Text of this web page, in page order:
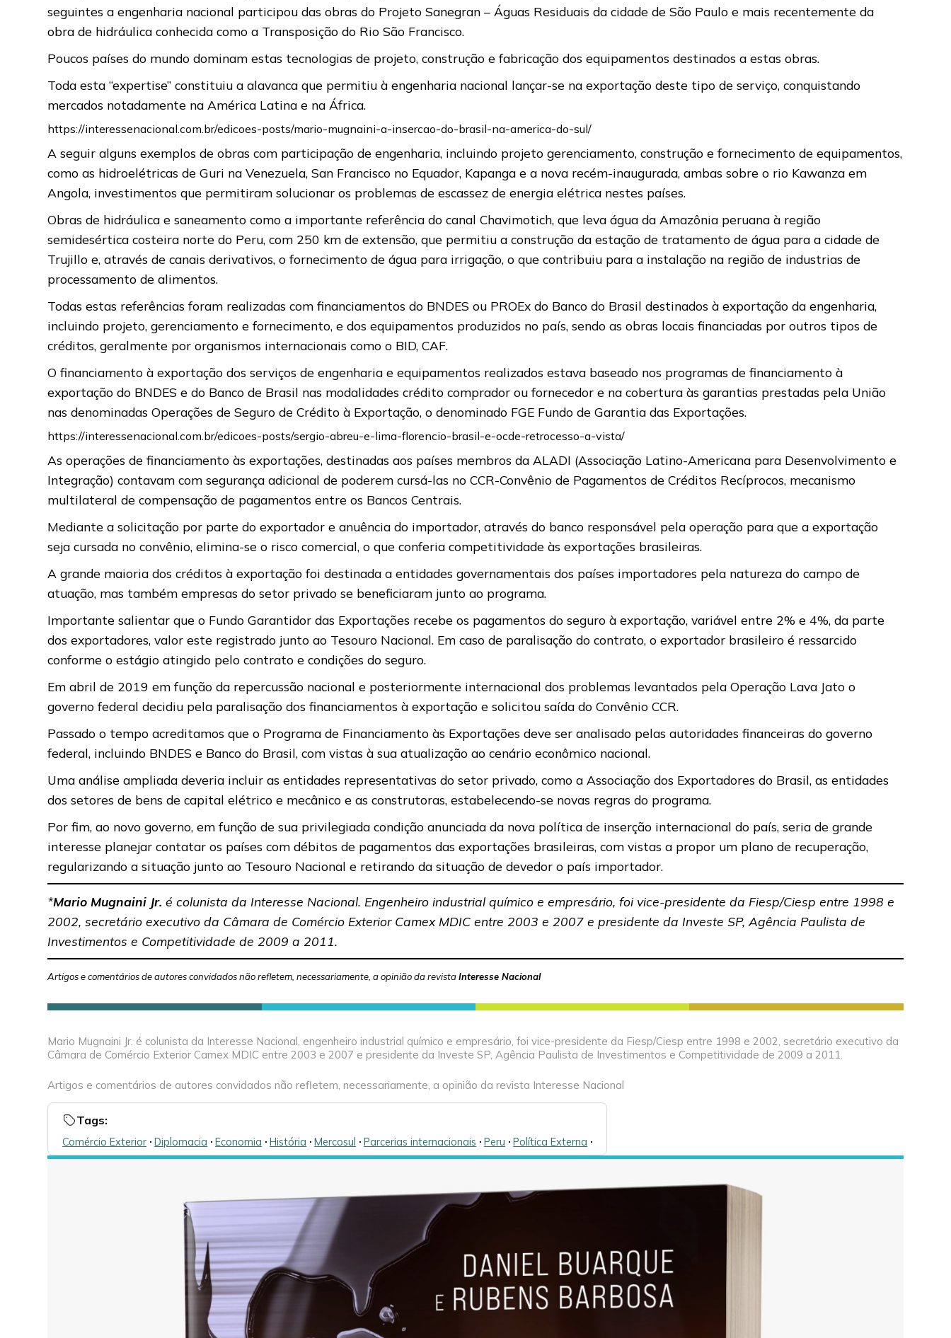
seguintes a engenharia nacional participou das obras do Projeto Sanegran – Águas Residuais da cidade de São Paulo e mais recentemente da
obra de hidráulica conhecida como a Transposição do Rio São Francisco.
Poucos países do mundo dominam estas tecnologias de projeto, construção e fabricação dos equipamentos destinados a estas obras.
Toda esta “expertise” constituiu a alavanca que permitiu à engenharia nacional lançar-se na exportação deste tipo de serviço, conquistando
mercados notadamente na América Latina e na África.
https://interessenacional.com.br/edicoes-posts/mario-mugnaini-a-insercao-do-brasil-na-america-do-sul/
A seguir alguns exemplos de obras com participação de engenharia, incluindo projeto gerenciamento, construção e fornecimento de equipamentos,
como as hidroelétricas de Guri na Venezuela, San Francisco no Equador, Kapanga e a nova recém-inaugurada, ambas sobre o rio Kawanza em
Angola, investimentos que permitiram solucionar os problemas de escassez de energia elétrica nestes países.
Obras de hidráulica e saneamento como a importante referência do canal Chavimotich, que leva água da Amazônia peruana à região
semidesértica costeira norte do Peru, com 250 km de extensão, que permitiu a construção da estação de tratamento de água para a cidade de
Trujillo e, através de canais derivativos, o fornecimento de água para irrigação, o que contribuiu para a instalação na região de industrias de
processamento de alimentos.
Todas estas referências foram realizadas com financiamentos do BNDES ou PROEx do Banco do Brasil destinados à exportação da engenharia,
incluindo projeto, gerenciamento e fornecimento, e dos equipamentos produzidos no país, sendo as obras locais financiadas por outros tipos de
créditos, geralmente por organismos internacionais como o BID, CAF.
O financiamento à exportação dos serviços de engenharia e equipamentos realizados estava baseado nos programas de financiamento à
exportação do BNDES e do Banco de Brasil nas modalidades crédito comprador ou fornecedor e na cobertura às garantias prestadas pela União
nas denominadas Operações de Seguro de Crédito à Exportação, o denominado FGE Fundo de Garantia das Exportações.
https://interessenacional.com.br/edicoes-posts/sergio-abreu-e-lima-florencio-brasil-e-ocde-retrocesso-a-vista/
As operações de financiamento às exportações, destinadas aos países membros da ALADI (Associação Latino-Americana para Desenvolvimento e
Integração) contavam com segurança adicional de poderem cursá-las no CCR-Convênio de Pagamentos de Créditos Recíprocos, mecanismo
multilateral de compensação de pagamentos entre os Bancos Centrais.
Mediante a solicitação por parte do exportador e anuência do importador, através do banco responsável pela operação para que a exportação
seja cursada no convênio, elimina-se o risco comercial, o que conferia competitividade às exportações brasileiras.
A grande maioria dos créditos à exportação foi destinada a entidades governamentais dos países importadores pela natureza do campo de
atuação, mas também empresas do setor privado se beneficiaram junto ao programa.
Importante salientar que o Fundo Garantidor das Exportações recebe os pagamentos do seguro à exportação, variável entre 2% e 4%, da parte
dos exportadores, valor este registrado junto ao Tesouro Nacional. Em caso de paralisação do contrato, o exportador brasileiro é ressarcido
conforme o estágio atingido pelo contrato e condições do seguro.
Em abril de 2019 em função da repercussão nacional e posteriormente internacional dos problemas levantados pela Operação Lava Jato o
governo federal decidiu pela paralisação dos financiamentos à exportação e solicitou saída do Convênio CCR.
Passado o tempo acreditamos que o Programa de Financiamento às Exportações deve ser analisado pelas autoridades financeiras do governo
federal, incluindo BNDES e Banco do Brasil, com vistas à sua atualização ao cenário econômico nacional.
Uma análise ampliada deveria incluir as entidades representativas do setor privado, como a Associação dos Exportadores do Brasil, as entidades
dos setores de bens de capital elétrico e mecânico e as construtoras, estabelecendo-se novas regras do programa.
Por fim, ao novo governo, em função de sua privilegiada condição anunciada da nova política de inserção internacional do país, seria de grande
interesse planejar contatar os países com débitos de pagamentos das exportações brasileiras, com vistas a propor um plano de recuperação,
regularizando a situação junto ao Tesouro Nacional e retirando da situação de devedor o país importador.
*Mario Mugnaini Jr. é colunista da Interesse Nacional. Engenheiro industrial químico e empresário, foi vice-presidente da Fiesp/Ciesp entre 1998 e
2002, secretário executivo da Câmara de Comércio Exterior Camex MDIC entre 2003 e 2007 e presidente da Investe SP, Agência Paulista de
Investimentos e Competitividade de 2009 a 2011.
Artigos e comentários de autores convidados não refletem, necessariamente, a opinião da revistaInteresse Nacional
Mario Mugnaini Jr. é colunista da Interesse Nacional, engenheiro industrial químico e empresário, foi vice-presidente da Fiesp/Ciesp entre 1998 e 2002, secretário executivo da
Câmara de Comércio Exterior Camex MDIC entre 2003 e 2007 e presidente da Investe SP, Agência Paulista de Investimentos e Competitividade de 2009 a 2011.
Artigos e comentários de autores convidados não refletem, necessariamente, a opinião da revista Interesse Nacional
Tags:
Comércio Exterior 🞌Diplomacia 🞌Economia 🞌História 🞌Mercosul 🞌Parcerias internacionais 🞌Peru 🞌Política Externa 🞌